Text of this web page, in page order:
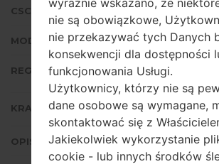
CSC WERSJA
MODEM/CP WERSJA
REGION
KRAJ
OPIS
nie są obowiązkowe,
nie przekazywać tych Danych
konsekwencji dla dostępności
funkcjonowania Usługi.
Użytkownicy, którzy nie są
dane osobowe są wymagane,
skontaktować się z
Jakiekolwiek wykorzystanie
cookie - lub innych środków